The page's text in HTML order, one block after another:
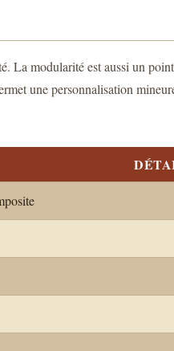
modularité est aussi un
une personnalisation